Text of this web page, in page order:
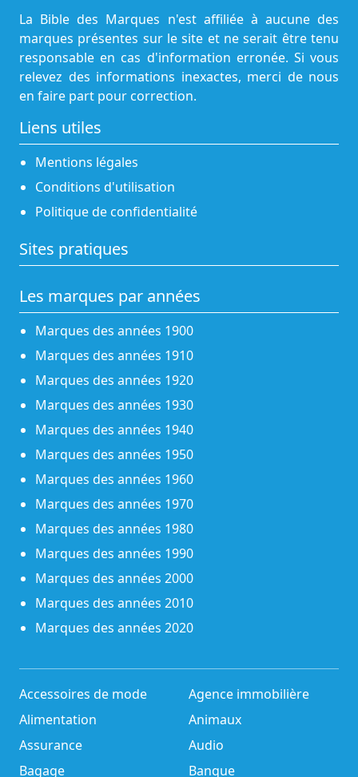
La Bible des Marques n'est affiliée à aucune des
marques présentes sur le site et ne serait être tenu
responsable en cas d'information erronée. Si vous
relevez des informations inexactes, merci de nous
en faire part pour correction.
Liens utiles
Mentions légales
Conditions d'utilisation
Politique de confidentialité
Sites pratiques
Les marques par années
Marques des années 1900
Marques des années 1910
Marques des années 1920
Marques des années 1930
Marques des années 1940
Marques des années 1950
Marques des années 1960
Marques des années 1970
Marques des années 1980
Marques des années 1990
Marques des années 2000
Marques des années 2010
Marques des années 2020
Accessoires de mode
Agence immobilière
Alimentation
Animaux
Assurance
Audio
Bagage
Banque